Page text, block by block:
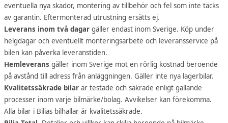
eventuella nya skador, montering av tillbehör och fel som inte täcks
av garantin. Eftermonterad utrustning ersätts ej.
Leverans inom två dagar gäller endast inom Sverige. Köp under
helgdagar och eventuellt monteringsarbete och leveransservice på
bilen kan påverka leveranstiden.
Hemleverans gäller inom Sverige mot en rörlig kostnad beroende
på avstånd till adress från anläggningen. Gäller inte nya lagerbilar.
Kvalitetssäkrade bilar är testade och säkrade enligt gällande
processer inom varje bilmärke/bolag. Avvikelser kan förekomma.
Alla bilar i Bilias bilhallar är kvalitetssäkrade.